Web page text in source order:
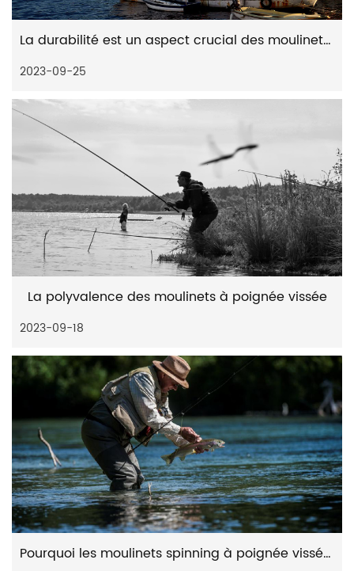
La durabilité est un aspect crucial des moulinets spinning à poignée vissée
2023-09-25
La polyvalence des moulinets à poignée vissée
2023-09-18
Pourquoi les moulinets spinning à poignée vissée doivent améliorer la stabilité